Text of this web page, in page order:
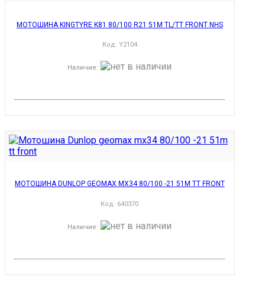
МОТОШИНА KINGTYRE K81 80/100 R21 51M TL/TT FRONT NHS
Код: Y2104
Наличие:
МОТОШИНА DUNLOP GEOMAX MX34 80/100 -21 51M TT FRONT
Код: 640370
Наличие: